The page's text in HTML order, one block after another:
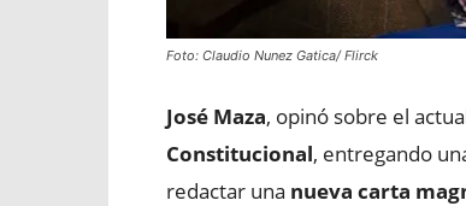
Foto: Claudio Nunez Gatica/ Flirck
José Maza, opinó sobre el
Constitucional, entregando
redactar una nueva carta